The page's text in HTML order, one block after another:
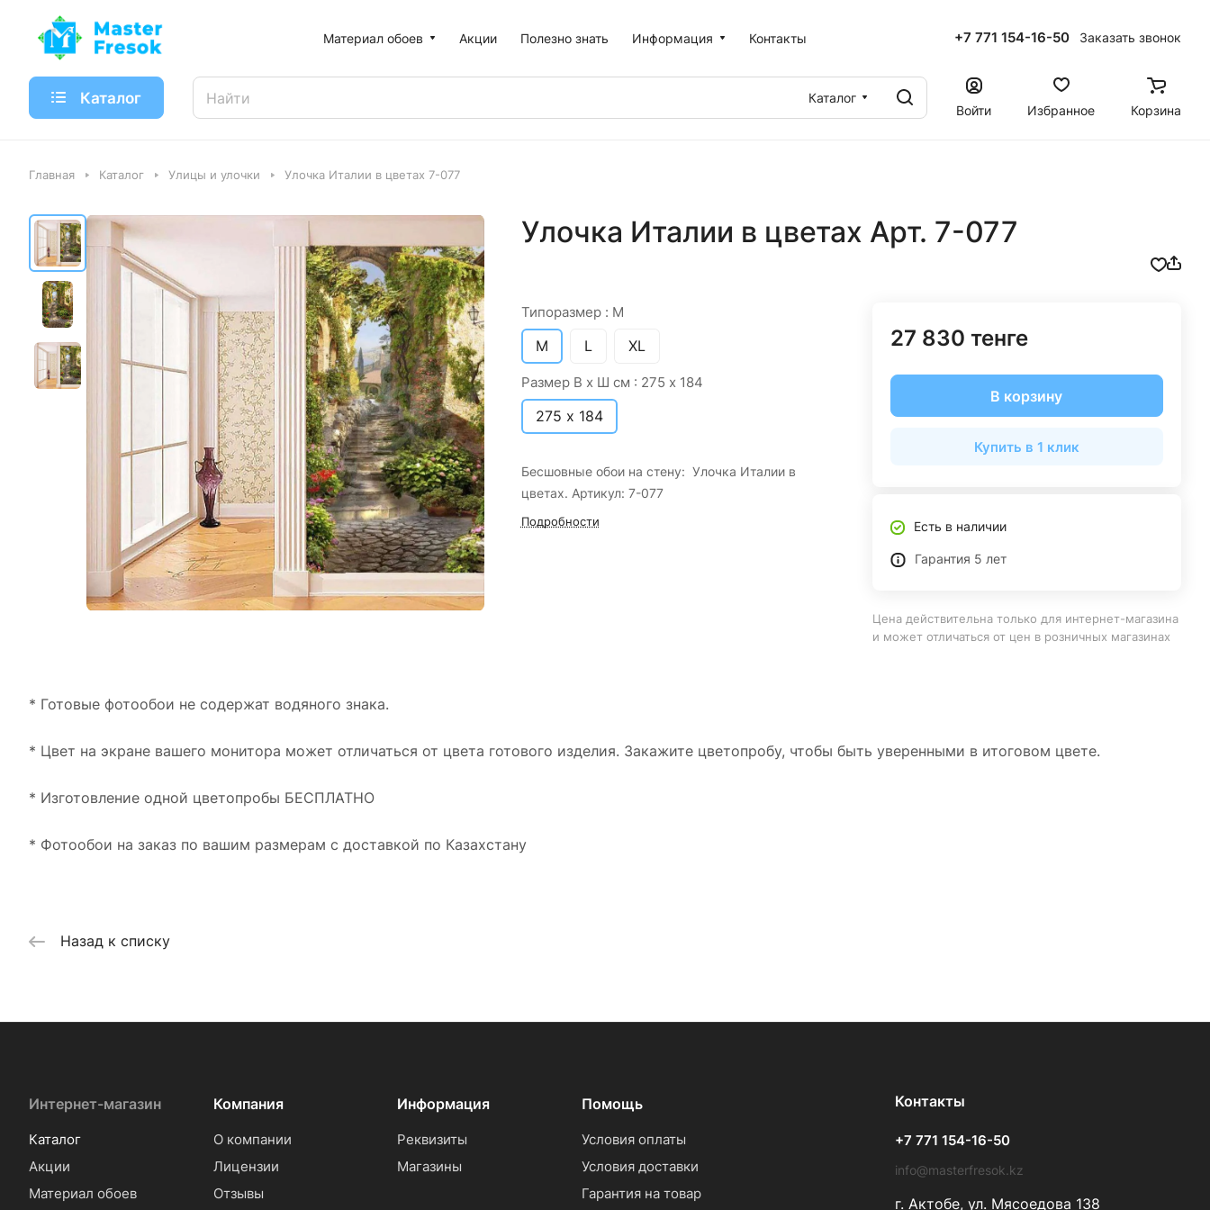
Материал обоев Акции Полезно знать Информация Контакты +7 771 154-16-50 Заказать звонок
Каталог
Каталог
Войти
Избранное Корзина
Главная Каталог Улицы и улочки Улочка Италии в цветах 7-077
Улочка Италии в цветах Арт. 7-077
Типоразмер : M
M L XL
Размер В х Ш см : 275 х 184
275 х 184
Бесшовные обои на стену: Улочка Италии в
цветах. Артикул: 7-077
Подробности
27 830 тенге
В корзину
Купить в 1 клик
Есть в наличии
Гарантия 5 лет
Цена действительна только для интернет-магазина
и может отличаться от цен в розничных магазинах
* Готовые фотообои не содержат водяного знака.
* Цвет на экране вашего монитора может отличаться от цвета готового изделия. Закажите цветопробу, чтобы быть уверенными в итоговом цвете.
* Изготовление одной цветопробы БЕСПЛАТНО
* Фотообои на заказ по вашим размерам с доставкой по Казахстану
Назад к списку
Интернет-магазин
Каталог
Акции
Материал обоев
Компания
О компании
Лицензии
Отзывы
Информация
Реквизиты
Магазины
Помощь
Условия оплаты
Условия доставки
Гарантия на товар
Контакты
+7 771 154-16-50
info@masterfresok.kz
г. Актобе, ул. Мясоедова 138